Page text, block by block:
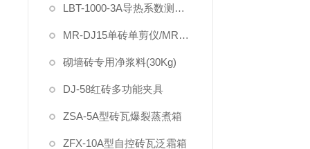
LBT-1000-3A导热系数测定仪
MR-DJ15单砖单剪仪/MR-DYS75单砖原位双剪仪
砌墙砖专用净浆料(30Kg)
DJ-58红砖多功能夹具
ZSA-5A型砖瓦爆裂蒸煮箱
ZFX-10A型自控砖瓦泛霜箱